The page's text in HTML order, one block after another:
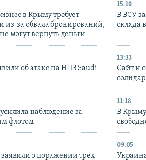
в Крыму требует
из-за обвала бронирований,
могут вернуть деньги
15:10
В ВСУ
склада
об атаке на НПЗ Saudi
13:33
Сайт и
наблюдение за
флотом
11:18
В Крыму
о поражении трех
09:05